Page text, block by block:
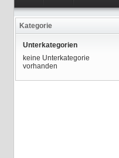
Kategorie
Unterkategorien
keine Unterkategorie
vorhanden